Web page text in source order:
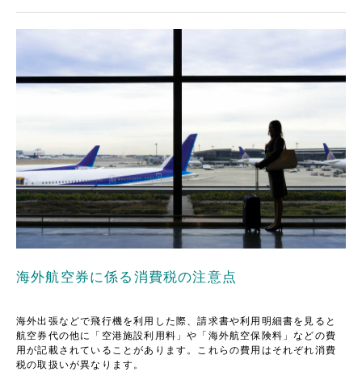
海外航空券に係る消費税の注意点
海外出張などで飛行機を利用した際、請求書や利用明細書を見ると
航空券代の他に「空港施設利用料」や「海外航空保険料」などの費
用が記載されていることがあります。これらの費用はそれぞれ消費
税の取扱いが異なります。